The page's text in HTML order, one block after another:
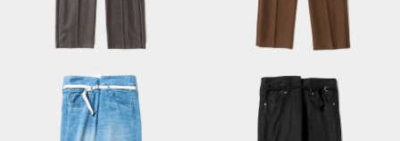
Side Zip Wool
Slacks/Charcoal
Side Zip Polyester
Slacks/Brown